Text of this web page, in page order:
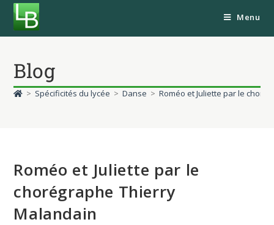
Menu
Blog
> Spécificités du lycée > Danse > Roméo et Juliette par le
Roméo et Juliette par le
chorégraphe Thierry
Malandain